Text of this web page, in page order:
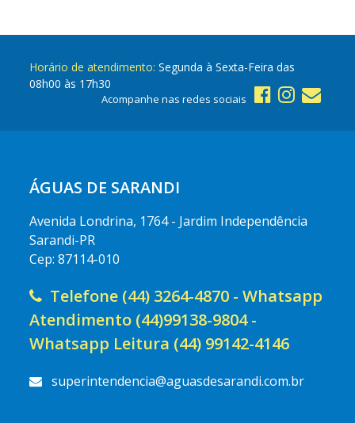
Horário de atendimento: Segunda à Sexta-Feira das
08h00 às 17h30
Acompanhe nas redes sociais
ÁGUAS DE SARANDI
Avenida Londrina, 1764 - Jardim Independência
Sarandi-PR
Cep: 87114-010
Telefone (44) 3264-4870 - Whatsapp
Atendimento (44)99138-9804 -
Whatsapp Leitura (44) 99142-4146
superintendencia@aguasdesarandi.com.br